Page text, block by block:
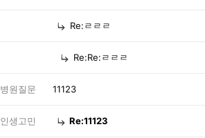
Re:ㄹㄹㄹ
Re:Re:ㄹㄹㄹ
병원질문 11123
인생고민 Re:11123